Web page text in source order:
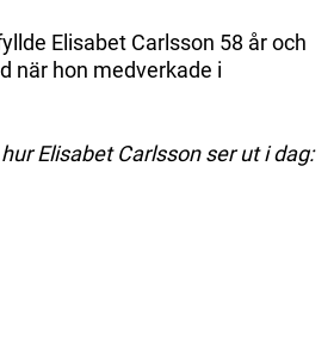
Elisabet Carlsson 58 år och
när hon medverkade i
Elisabet Carlsson ser ut i dag: